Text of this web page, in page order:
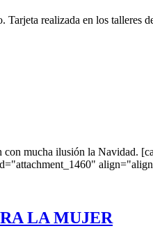
realizada en los talleres
con mucha ilusión la
LA MUJER